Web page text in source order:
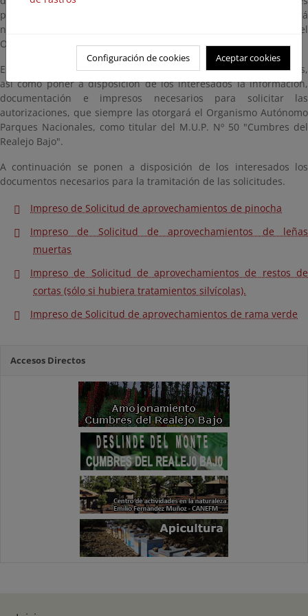
para su utilización exclusiva por el propio vecino. Para ello será
necesaria la autorización nominal e individualizada del
Organismo Autónomo Parques Nacionales.
Es preciso, informar de los objetivos de estos aprovechamientos,
así como poner a disposición de los interesados la información,
documentación e impresos necesarios para solicitar las
autorizaciones, que siempre las otorgará el Organismo Autónomo
Parques Nacionales, como titular del M.U.P. Nº 50 "Cumbres del
Realejo Bajo".
A continuación se ponen a disposición de los interesados los
documentos necesarios para la tramitación de las solicitudes.
Impreso de Solicitud de aprovechamientos de pinocha
Impreso de Solicitud de aprovechamientos de leñas
muertas
Impreso de Solicitud de aprovechamientos de restos de
cortas (sólo si hubiera tratamientos silvícolas).
Impreso de Solicitud de aprovechamientos de rama verde
Accesos Directos
Configuración de cookies Aceptar cookies